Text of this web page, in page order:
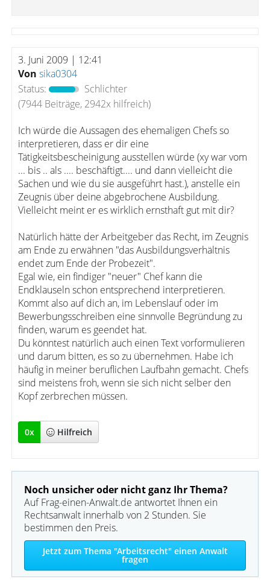
3. Juni 2009 | 12:41
Von sika0304
Status:
Schlichter
(7944 Beiträge, 2942x hilfreich)
Ich würde die Aussagen des ehemaligen Chefs so
interpretieren, dass er dir eine
Tätigkeitsbescheinigung ausstellen würde (xy war vom
... bis .. als .... beschäftigt.... und dann vielleicht die
Sachen und wie du sie ausgeführt hast.), anstelle ein
Zeugnis über deine abgebrochene Ausbildung.
Vielleicht meint er es wirklich ernsthaft gut mit dir?
Natürlich hätte der Arbeitgeber das Recht, im Zeugnis
am Ende zu erwähnen "das Ausbildungsverhältnis
endet zum Ende der Probezeit".
Egal wie, ein findiger "neuer" Chef kann die
Endklauseln schon entsprechend interpretieren.
Kommt also auf dich an, im Lebenslauf oder im
Bewerbungsschreiben eine sinnvolle Begründung zu
finden, warum es geendet hat.
Du könntest natürlich auch einen Text vorformulieren
und darum bitten, es so zu übernehmen. Habe ich
häufig in meiner beruflichen Laufbahn gemacht. Chefs
sind meistens froh, wenn sie sich nicht selber den
Kopf zerbrechen müssen.
0x Hilfreich
Noch unsicher oder nicht ganz Ihr Thema?
Auf Frag-einen-Anwalt.de antwortet Ihnen ein
Rechtsanwalt innerhalb von 2 Stunden. Sie
bestimmen den Preis.
Jetzt zum Thema "Arbeitsrecht" einen Anwalt
fragen